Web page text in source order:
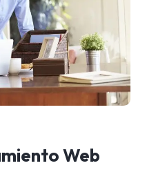
Web